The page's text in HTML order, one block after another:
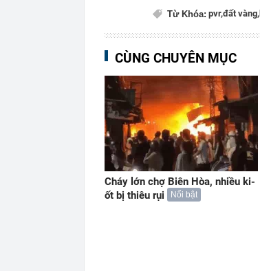
Từ Khóa: pvr,đất vàng,
CÙNG CHUYÊN MỤC
Cháy lớn chợ Biên Hòa, nhiều ki-
ốt bị thiêu rụi
Nổi bật